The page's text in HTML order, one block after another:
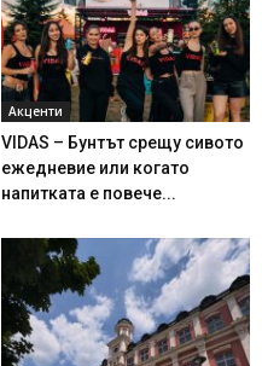
Акценти
VIDAS – Бунтът срещу сивото
ежедневие или когато
напитката е повече...